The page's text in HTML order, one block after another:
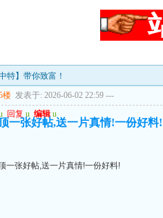
特】带你致富！
楼 发表于: 2026-06-02 22:59 ---
回复 u 编辑 u
一张好帖,送一片真情!一份好料!
一张好帖,送一片真情!一份好料!